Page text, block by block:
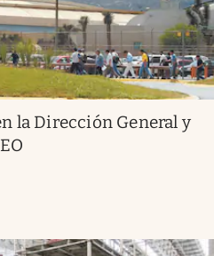
la Dirección General y